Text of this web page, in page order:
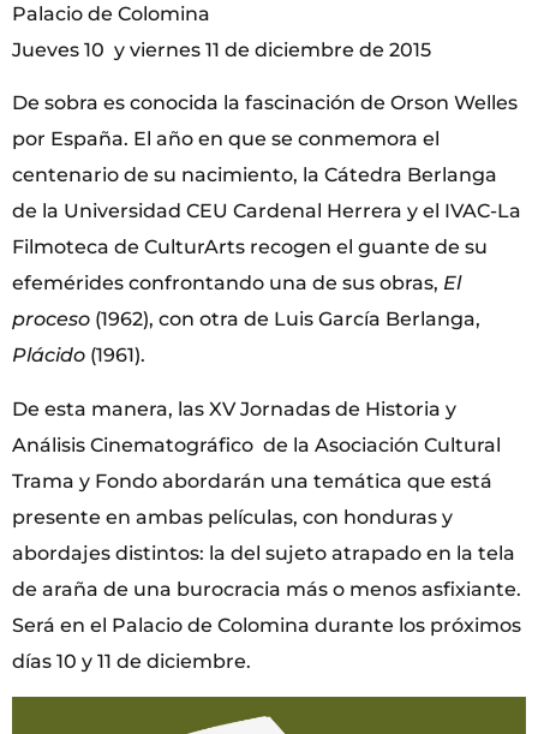
Palacio de Colomina
Jueves 10 y viernes 11 de diciembre de 2015
De sobra es conocida la fascinación de Orson Welles
por España. El año en que se conmemora el
centenario de su nacimiento, la Cátedra Berlanga
de la Universidad CEU Cardenal Herrera y el IVAC-La
Filmoteca de CulturArts recogen el guante de su
efemérides confrontando una de sus obras, El
proceso (1962), con otra de Luis García Berlanga,
Plácido (1961).
De esta manera, las XV Jornadas de Historia y
Análisis Cinematográfico de la Asociación Cultural
Trama y Fondo abordarán una temática que está
presente en ambas películas, con honduras y
abordajes distintos: la del sujeto atrapado en la tela
de araña de una burocracia más o menos asfixiante.
Será en el Palacio de Colomina durante los próximos
días 10 y 11 de diciembre.